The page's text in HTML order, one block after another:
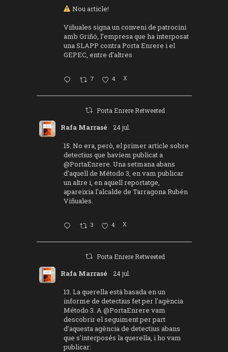
Nou article!
Viñuales signa un conveni de patrocini
amb Griñó, l’empresa que ha interposat
una SLAPP contra Porta Enrere i el
GEPEC, entre d’altres
7 4 X
Porta Enrere Retweeted
Rafa Marrasé 24 jul.
15. No era, però, el primer article sobre
detectius que havíem publicat a
@PortaEnrere. Una setmana abans
d'aquell de Método 3, en vam publicar
un altre i, en aquell reportatge,
apareixia l'alcalde de Tarragona Rubén
Viñuales.
3 4 X
Porta Enrere Retweeted
Rafa Marrasé 24 jul.
13. La querella està basada en un
informe de detectius fet per l'agència
Método 3. A@PortaEnrere vam
descobrir el seguiment per part
d'aquesta agència de detectius abans
que s'interposés la querella, i ho vam
publicar: